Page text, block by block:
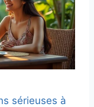
sérieuses à